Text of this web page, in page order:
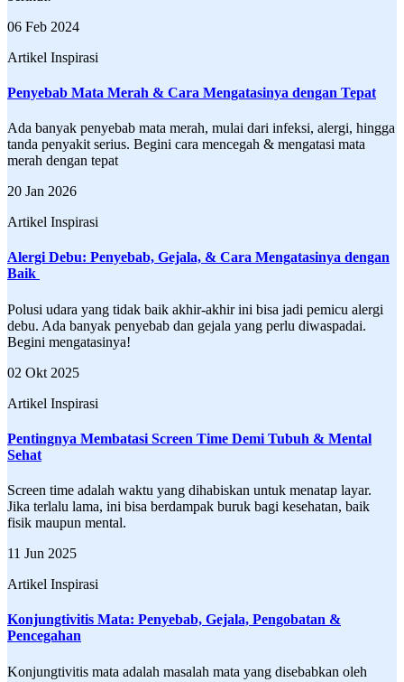
06 Feb 2024
Artikel Inspirasi
Penyebab Mata Merah & Cara Mengatasinya dengan Tepat
Ada banyak penyebab mata merah, mulai dari infeksi, alergi, hingga
tanda penyakit serius. Begini cara mencegah & mengatasi mata
merah dengan tepat
20 Jan 2026
Artikel Inspirasi
Alergi Debu: Penyebab, Gejala, & Cara Mengatasinya dengan
Baik
Polusi udara yang tidak baik akhir-akhir ini bisa jadi pemicu alergi
debu. Ada banyak penyebab dan gejala yang perlu diwaspadai.
Begini mengatasinya!
02 Okt 2025
Artikel Inspirasi
Pentingnya Membatasi Screen Time Demi Tubuh & Mental
Sehat
Screen time adalah waktu yang dihabiskan untuk menatap layar.
Jika terlalu lama, ini bisa berdampak buruk bagi kesehatan, baik
fisik maupun mental.
11 Jun 2025
Artikel Inspirasi
Konjungtivitis Mata: Penyebab, Gejala, Pengobatan &
Pencegahan
Konjungtivitis mata adalah masalah mata yang disebabkan oleh